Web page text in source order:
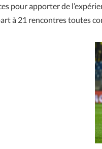
pour apporter de
à 21 rencontres toutes